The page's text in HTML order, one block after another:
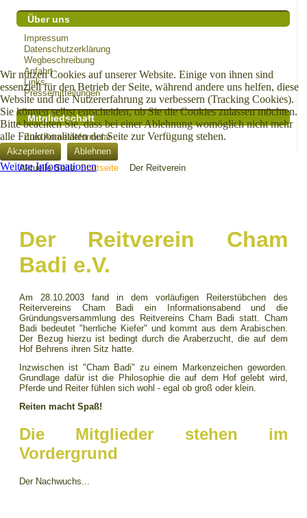
Über uns
Impressum
Datenschutzerklärung
Wegbeschreibung
Anfahrt
Links
Pressemitteilungen
Mitgliedschaft
Zum Anmeldeformular
Aktuelle Seite:Startseite Der Reitverein
Der Reitverein Cham
Badi e.V.
Am 28.10.2003 fand in dem vorläufigen Reiterstübchen des
Reitervereins Cham Badi ein Informationsabend und die
Gründungsversammlung des Reitvereins Cham Badi statt. Cham
Badi bedeutet "herrliche Kiefer" und kommt aus dem Arabischen.
Der Bezug hierzu ist bedingt durch die Araberzucht, die auf dem
Hof Behrens ihren Sitz hatte.
Inzwischen ist "Cham Badi" zu einem Markenzeichen geworden.
Grundlage dafür ist die Philosophie die auf dem Hof gelebt wird,
Pferde und Reiter fühlen sich wohl - egal ob groß oder klein.
Reiten macht Spaß!
Die Mitglieder stehen im
Vordergrund
Der Nachwuchs...
Wir nutzen Cookies auf unserer Website. Einige von ihnen sind
essenziell für den Betrieb der Seite, während andere uns helfen, diese
Website und die Nutzererfahrung zu verbessern (Tracking Cookies).
Sie können selbst entscheiden, ob Sie die Cookies zulassen möchten.
Bitte beachten Sie, dass bei einer Ablehnung womöglich nicht mehr
alle Funktionalitäten der Seite zur Verfügung stehen.
Akzeptieren Ablehnen
Weitere Informationen